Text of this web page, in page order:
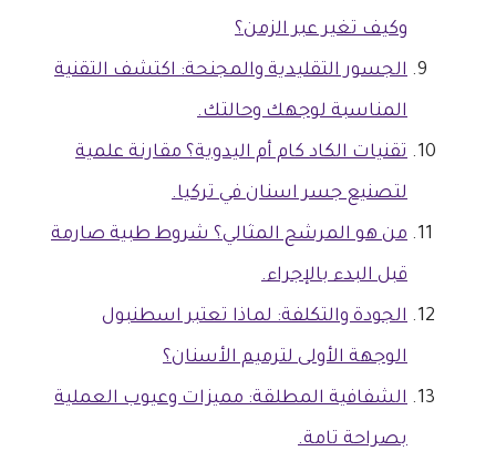
وكيف تغير عبر الزمن؟
الجسور التقليدية والمجنحة: اكتشف التقنية
المناسبة لوجهك وحالتك.
تقنيات الكاد كام أم اليدوية؟ مقارنة علمية
لتصنيع جسر اسنان في تركيا.
من هو المرشح المثالي؟ شروط طبية صارمة
قبل البدء بالإجراء.
الجودة والتكلفة: لماذا تعتبر اسطنبول
الوجهة الأولى لترميم الأسنان؟
الشفافية المطلقة: مميزات وعيوب العملية
بصراحة تامة.